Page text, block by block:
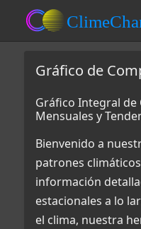
Gráfico de
Gráfico Integral de
Mensuales y
Bienvenido a
patrones
información
estacionales a lo
el clima, nuestra